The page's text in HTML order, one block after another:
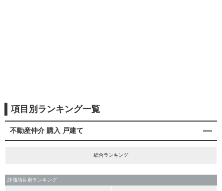
項目別ランキング一覧
不動産仲介 購入 戸建て
総合ランキング
評価項目別ランキング